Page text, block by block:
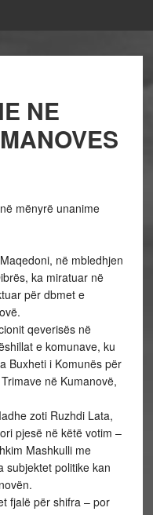
NE
mënyrë unanime
në mbledhjen
ka miratuar në
për dbmet e
qeverisës në
e komunave, ku
Buxheti i Komunës për
në Kumanovë,
zoti Ruzhdi Lata,
pjesë në këtë votim –
Mashkulli me
subjektet politike kan
fjalë për shifra – por